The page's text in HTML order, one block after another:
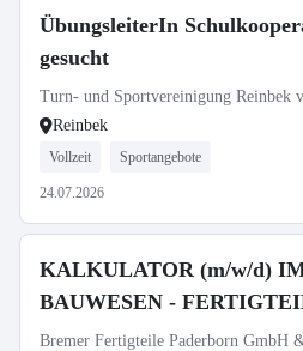
ÜbungsleiterIn
gesucht
Turn- und Sportvereinigung Reinbek
Reinbek
Vollzeit Sportangebote
24.07.2026
KALKULATOR (m/w/d)
BAUWESEN -
Bremer Fertigteile Paderborn GmbH